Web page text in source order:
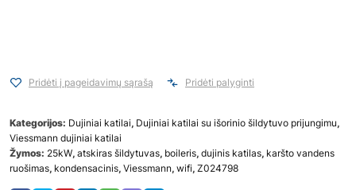
Pridėti į pageidavimų sąrašą Pridėti palyginti
Kategorijos: Dujiniai katilai, Dujiniai katilai su išorinio šildytuvo prijungimu,
Viessmann dujiniai katilai
Žymos: 25kW, atskiras šildytuvas, boileris, dujinis katilas, karšto vandens
ruošimas, kondensacinis, Viessmann, wifi, Z024798